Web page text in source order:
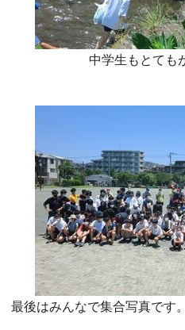
中学生もとても
最後はみんなで集合写真です